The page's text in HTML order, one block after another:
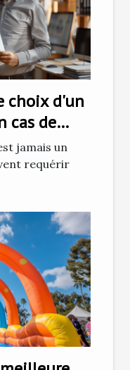
choix d'un
cas de
jamais un
requérir